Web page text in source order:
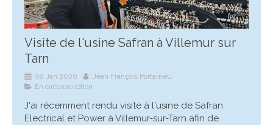
Visite de l'usine Safran à Villemur sur
Tarn
08 Jan 2026
Jean François Portarrieu
En circonscription
J'ai récemment rendu visite à l'usine de Safran
Electrical et Power à Villemur-sur-Tarn afin de